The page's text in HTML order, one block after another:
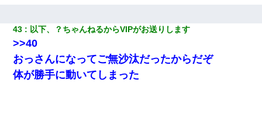
43 以下、？ちゃんねるからVIPがお送りします
>>40
おっさんになってご無沙汰だったからだぞ
体が勝手に動いてしまった